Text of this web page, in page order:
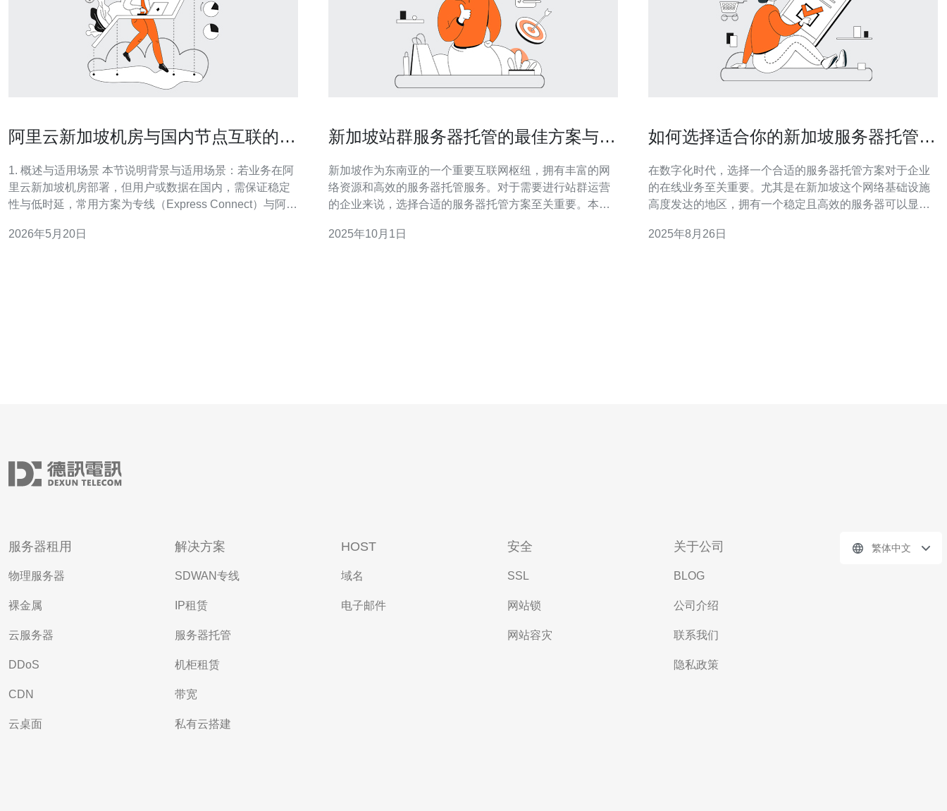
阿里云新加坡机房与国内节点互联的加
1. 概述与适用场景 本节说明背景与适用场景：若业务在阿
里云新加坡机房部署，但用户或数据在国内，需保证稳定
性与低时延，常用方案为专线（Express Connect）与阿里
骤。 适合场景小分段：云上数据库跨境访问、游戏/直播加
2026年5月20日
新加坡站群服务器托管的最佳方案与选
新加坡作为东南亚的一个重要互联网枢纽，拥有丰富的网
络资源和高效的服务器托管服务。对于需要进行站群运营
的企业来说，选择合适的服务器托管方案至关重要。本文
的详细指南。 在选择新加坡站群服务器时，您需要综合考
2025年10月1日
如何选择适合你的新加坡服务器托管方
在数字化时代，选择一个合适的服务器托管方案对于企业
的在线业务至关重要。尤其是在新加坡这个网络基础设施
高度发达的地区，拥有一个稳定且高效的服务器可以显著
的新加坡服务器托管方案呢？本文将为你提供一些实用的
2025年8月26日
服务器租用
物理服务器
裸金属
云服务器
DDoS
CDN
云桌面
解决方案
SDWAN专线
IP租赁
服务器托管
机柜租赁
带宽
私有云搭建
HOST
域名
电子邮件
安全
SSL
网站锁
网站容灾
关于公司
BLOG
公司介绍
联系我们
隐私政策
繁体中文